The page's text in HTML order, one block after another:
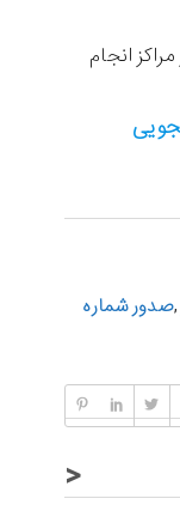
انجام
,صدور شماره
<